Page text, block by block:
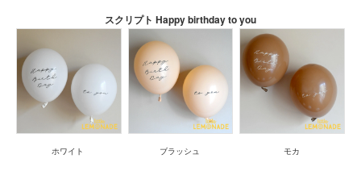
スクリプト Happy birthday to you
ホワイト ブラッシュ モカ